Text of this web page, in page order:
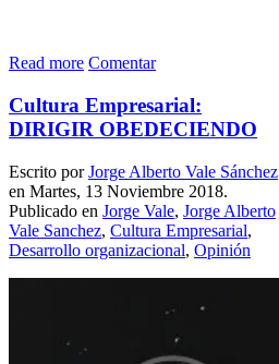
Read more Comentar
Cultura Empresarial:
DIRIGIR OBEDECIENDO
Escrito porJorge Alberto Vale Sánchez
en Martes, 13 Noviembre 2018.
Publicado en Jorge Vale, Jorge Alberto
Vale Sanchez, Cultura Empresarial,
Desarrollo organizacional, Opinión